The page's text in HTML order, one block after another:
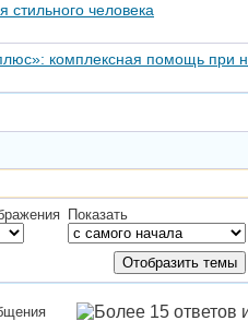
стильного человека
комплексная помощь при
Показать